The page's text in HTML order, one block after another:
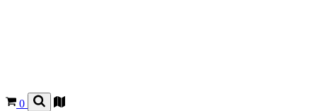
0